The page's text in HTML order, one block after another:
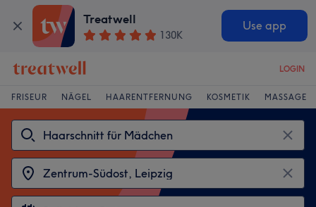
Treatwell
130K
Use app
LOGIN
FRISEUR NÄGEL HAARENTFERNUNG KOSMETIK MASSAGE